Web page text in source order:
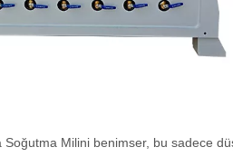
Soğutma Milini benimser, bu sadece